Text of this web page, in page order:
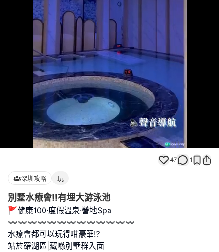
Loaded:
89.55%
47 1
深圳攻略 玩
別墅水療會‼️有埋大游泳池
🚩健康100·度假溫泉·營地Spa
〰️〰️〰️〰️〰️〰️〰️〰️〰️〰️〰️〰️〰️
水療會都可以玩得咁豪華⁉️
站於羅湖區|藏喺別墅群入面